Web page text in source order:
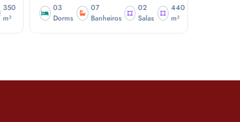
350
m²
03
Dorms
07
Banheiros
02
Salas
440
m²